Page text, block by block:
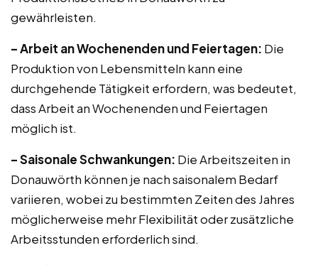
gewährleisten.
– Arbeit an Wochenenden und Feiertagen: Die
Produktion von Lebensmitteln kann eine
durchgehende Tätigkeit erfordern, was bedeutet,
dass Arbeit an Wochenenden und Feiertagen
möglich ist.
– Saisonale Schwankungen: Die Arbeitszeiten in
Donauwörth können je nach saisonalem Bedarf
variieren, wobei zu bestimmten Zeiten des Jahres
möglicherweise mehr Flexibilität oder zusätzliche
Arbeitsstunden erforderlich sind.